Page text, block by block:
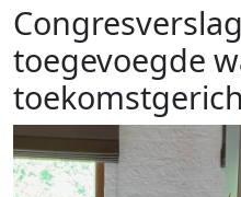
toegevoegde